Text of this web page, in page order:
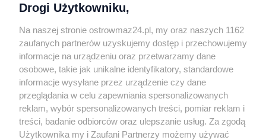
Kontakt
INFORMATOR
Bankomaty
Msze święte
Nocna pomoc lekarska
Taxi
REKLAMA
Drogi Użytkowniku,
Na naszej stronie ostrowmaz24.pl, my oraz naszych 1162
zaufanych partnerów uzyskujemy dostęp i przechowujemy
informacje na urządzeniu oraz przetwarzamy dane
osobowe, takie jak unikalne identyfikatory, standardowe
informacje wysyłane przez urządzenie czy dane
przeglądania w celu zapewniania spersonalizowanych
reklam, wybór spersonalizowanych treści, pomiar reklam i
treści, badanie odbiorców oraz ulepszanie usług. Za zgodą
Użytkownika my i Zaufani Partnerzy możemy używać